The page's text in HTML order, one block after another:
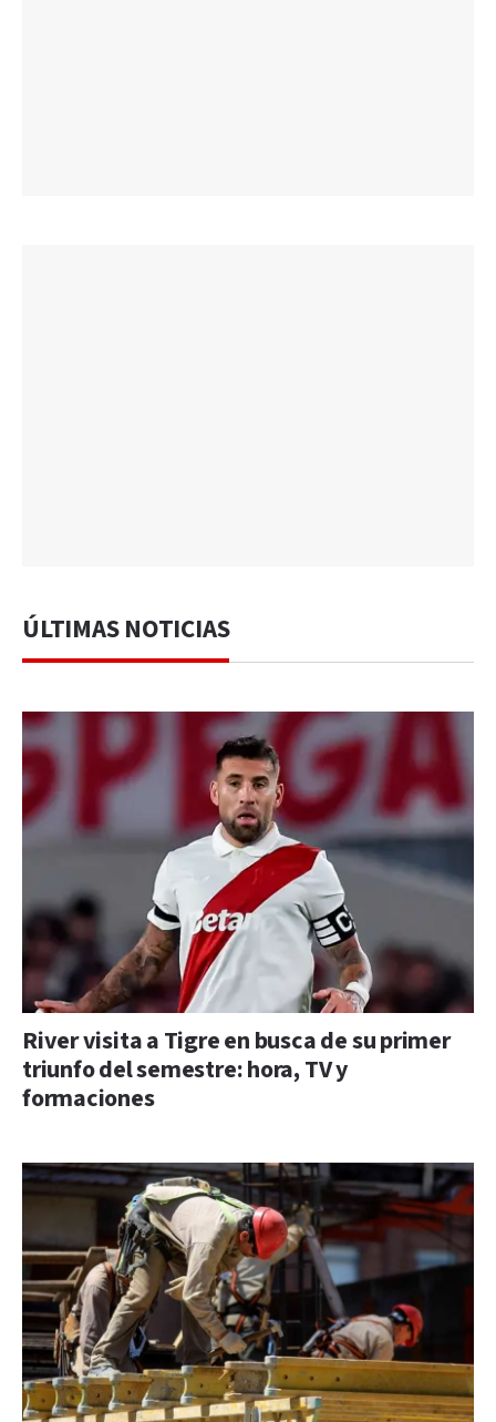
ÚLTIMAS NOTICIAS
River visita a Tigre en busca de su primer
triunfo del semestre: hora, TV y
formaciones